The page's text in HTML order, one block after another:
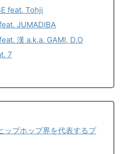
feat. Tohji
JUMADIBA
漢 a.k.a. GAMI, D.O
7
ップホップ界を代表するプ